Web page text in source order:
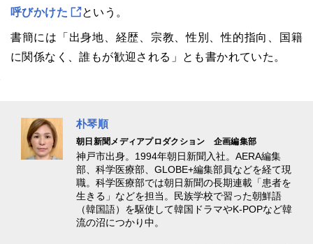
呼びかけた
という。
書簡には「出身地、経歴、宗教、性別、性的指向、国籍
に関係なく、誰もが歓迎される」とも書かれていた。
朴琴順
朝日新聞メディアプロダクション 企画編集部
神戸市出身。1994年朝日新聞入社。AERA編集
部、科学医療部、GLOBE+編集部員などを経て現
職。科学医療部では朝日新聞の長期連載「患者を
生きる」などを担当。民族学校で習った朝鮮語
（韓国語）を駆使して韓国ドラマやK-POPなど韓
流の沼につかり中。